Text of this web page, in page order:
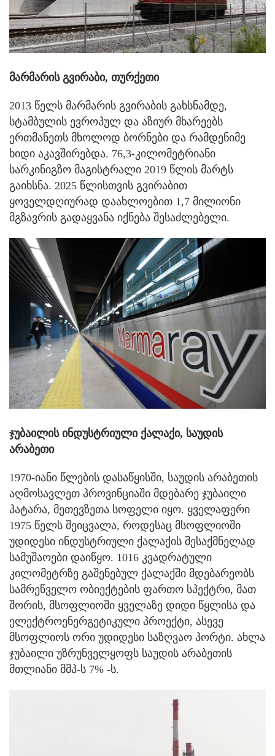
მარმარის გვირაბი, თურქეთი
2013 წელს მარმარის გვირაბის გახსნამდე,
სტამბულის ევროპულ და აზიურ მხარეებს
ერთმანეთს მხოლოდ ბორნები და რამდენიმე
ხიდი აკავშირებდა. 76,3-კილომეტრიანი
სარკინიგზო მაგისტრალი 2019 წლის მარტს
გაიხსნა. 2025 წლისთვის გვირაბით
ყოველდღიურად დაახლოებით 1,7 მილიონი
მგზავრის გადაყვანა იქნება შესაძლებელი.
ჯუბაილის ინდუსტრიული ქალაქი, საუდის
არაბეთი
1970-იანი წლების დასაწყისში, საუდის არაბეთის
აღმოსავლეთ პროვინციაში მდებარე ჯუბაილი
პატარა, მეთევზეთა სოფელი იყო. ყველაფერი
1975 წელს შეიცვალა, როდესაც მსოფლიოში
უდიდესი ინდუსტრიული ქალაქის შესაქმნელად
სამუშაოები დაიწყო. 1016 კვადრატული
კილომეტრზე გაშენებულ ქალაქში მდებარეობს
სამრეწველო ობიექტების ფართო სპექტრი, მათ
შორის, მსოფლიოში ყველაზე დიდი წყლისა და
ელექტროენერგეტიკული პროექტი, ასევე
მსოფლიოს ორი უდიდესი საზღვაო პორტი. ახლა
ჯუბაილი უზრუნველყოფს საუდის არაბეთის
მთლიანი მშპ-ს 7% -ს.